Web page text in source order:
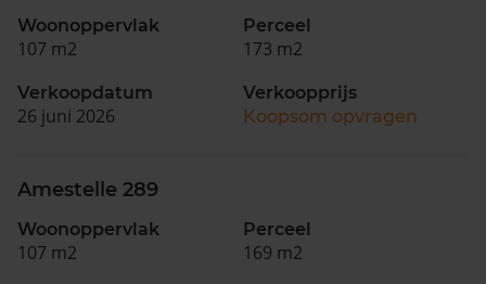
Woonoppervlak
107 m2
Perceel
173 m2
Verkoopdatum
26 juni 2026
Verkoopprijs
Koopsom opvragen
Amestelle 289
Woonoppervlak
107 m2
Perceel
169 m2